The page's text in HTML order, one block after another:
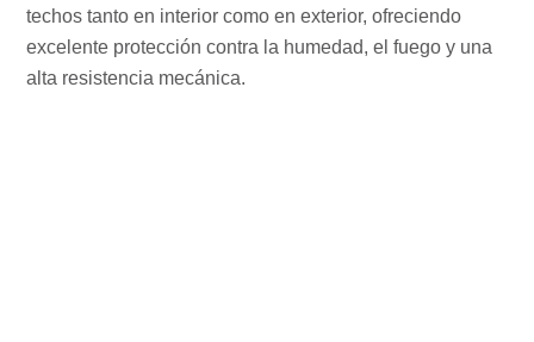
techos tanto en interior como en exterior, ofreciendo
excelente protección contra la humedad, el fuego y una
alta resistencia mecánica.